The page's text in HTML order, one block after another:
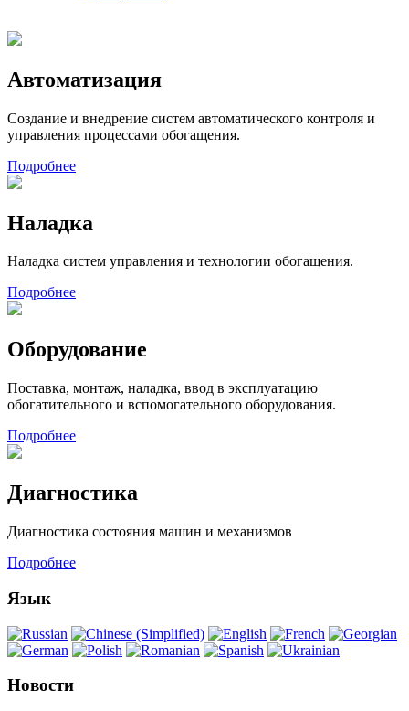
Автоматизация
Создание и внедрение систем автоматического контроля и
управления процессами обогащения.
Подробнее
Наладка
Наладка систем управления и технологии обогащения.
Подробнее
Оборудование
Поставка, монтаж, наладка, ввод в эксплуатацию
обогатительного и вспомогательного оборудования.
Подробнее
Диагностика
Диагностика состояния машин и механизмов
Подробнее
Язык
Новости